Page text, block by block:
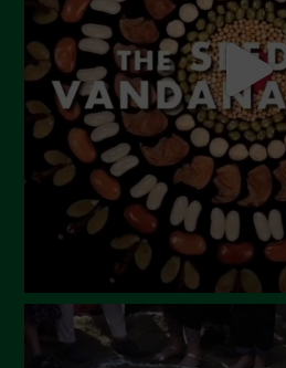
Luglio 2023
Giugno 2023
Maggio 2023
Aprile 2023
Marzo 2023
Febbraio 2023
Dicembre 2022
Novembre 2022
Ottobre 2022
Settembre 2022